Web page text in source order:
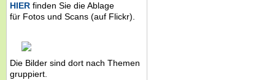
HIER finden Sie die Ablage
für Fotos und Scans (auf Flickr).
Die Bilder sind dort nach Themen
gruppiert.